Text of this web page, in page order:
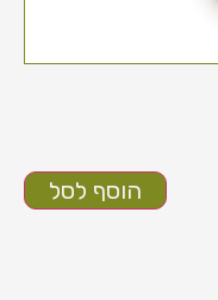
הוסף לסל